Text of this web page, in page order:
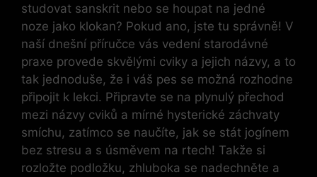
studovat sanskrit nebo se houpat‍ na jedné
noze ‌jako klokan? ‍Pokud ano, jste tu⁤ správně! ‍V
naší dnešní příručce vás vedení ‍starodávné
⁣praxe provede skvělými cviky a jejich‍ názvy, a‍ to
tak jednoduše,‍ že⁤ i váš pes se možná rozhodne
připojit ⁤k lekci. Připravte se na plynulý přechod⁤
mezi názvy ⁤cviků a mírné⁢ hysterické ‌záchvaty
smíchu, zatímco se naučíte, ⁤jak se stát⁤ jogínem
bez stresu a‍ s⁤ úsměvem ‍na ​rtech! Takže si
rozložte ⁤podložku, zhluboka se nadechněte a